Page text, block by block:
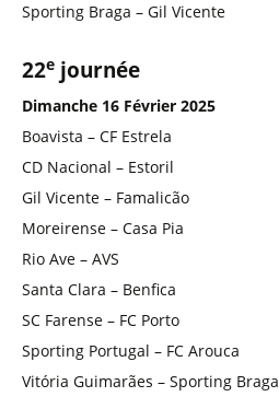
Sporting Braga – Gil Vicente
22e journée
Dimanche 16 Février 2025
Boavista – CF Estrela
CD Nacional – Estoril
Gil Vicente – Famalicão
Moreirense – Casa Pia
Rio Ave – AVS
Santa Clara – Benfica
SC Farense – FC Porto
Sporting Portugal – FC Arouca
Vitória Guimarães – Sporting Braga